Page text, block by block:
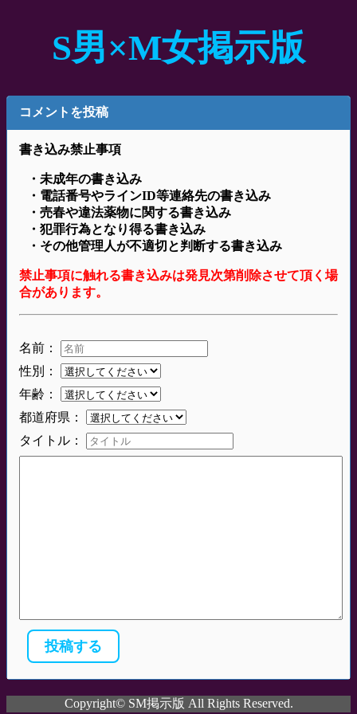
S男×M女掲示版
コメントを投稿
書き込み禁止事項
・未成年の書き込み
・電話番号やラインID等連絡先の書き込み
・売春や違法薬物に関する書き込み
・犯罪行為となり得る書き込み
・その他管理人が不適切と判断する書き込み
禁止事項に触れる書き込みは発見次第削除させて頂く場
合があります。
名前：
性別：
年齢：
都道府県：
タイトル：
Copyright© SM掲示版 All Rights Reserved.